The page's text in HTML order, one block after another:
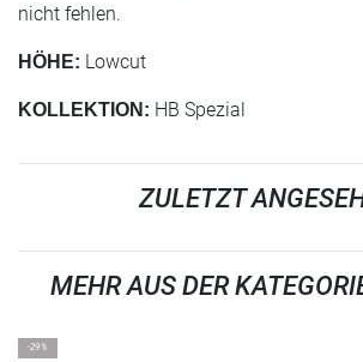
nicht fehlen.
HÖHE: Lowcut
KOLLEKTION: HB Spezial
ZULETZT
MEHR AUS DER
-29%